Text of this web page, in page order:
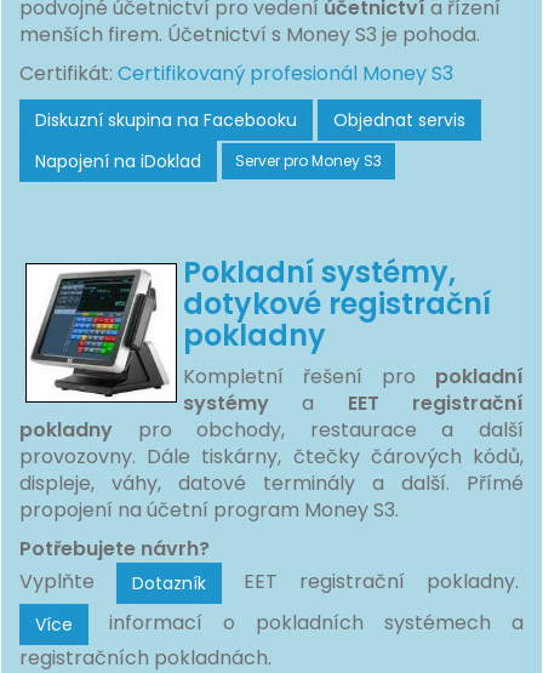
podvojné účetnictví pro vedení účetnictví a řízení
menších firem. Účetnictví s Money S3 je pohoda.
Certifikát: Certifikovaný profesionál Money S3
Diskuzní skupina na Facebooku
Objednat servis
Napojení na iDoklad
Server pro Money S3
Pokladní systémy,
dotykové registrační
pokladny
Kompletní řešení pro pokladní
systémy a EET registrační
pokladny pro obchody, restaurace a další
provozovny. Dále tiskárny, čtečky čárových kódů,
displeje, váhy, datové terminály a další. Přímé
propojení na účetní program Money S3.
Potřebujete návrh?
Vyplňte
Dotazník EET registrační pokladny.
Více
informací o pokladních systémech a
registračních pokladnách.